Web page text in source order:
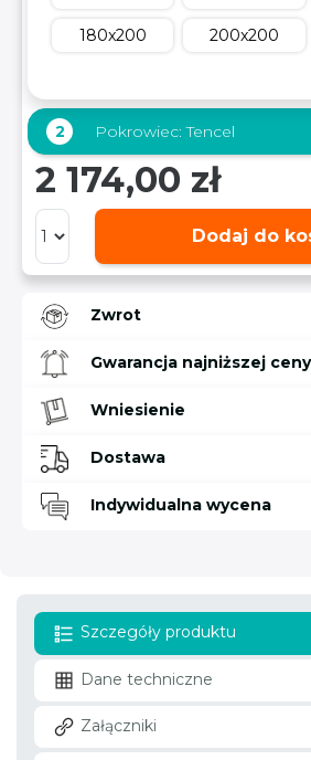
180x200 200x200
2 Pokrowiec:Tencel
2 174,00 zł
Dodaj do
Zwrot
Gwarancja najniższej ceny
Wniesienie
Dostawa
Indywidualna wycena
Szczegóły produktu
Dane techniczne
Załączniki